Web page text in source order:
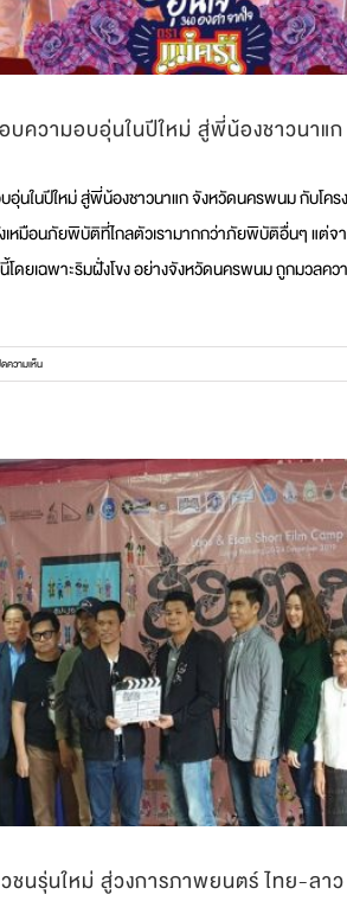
ความอบอุ่นในปีใหม่ สู่พี่น้องชาวนาแ
นในปีใหม่ สู่พี่น้องชาวนาแก จังหวัดนครพนม กับโคร
หมือนภัยพิบัติที่ไกลตัวเรามากกว่าภัยพิบัติอื่นๆ แต่
ดยเฉพาะริมฝั่งโขง อย่างจังหวัดนครพนม ถูกมวลคว
ความเห็นบน
คลาย
ท้าย
มอบ
อบอุ่น
ใน
ปี
ใหม่
สู่
พี่
น้อง
ชาวนา
แก
จังหวัด
นครพนม
ชนรุ่นใหม่ สู่วงการภาพยนตร์ ไทย-ลาว